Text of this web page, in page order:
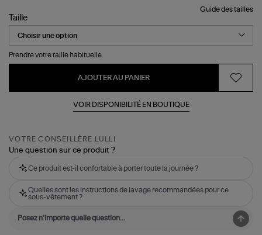
Guide des tailles
Taille
Prendre votre taille habituelle.
AJOUTER AU PANIER
VOIR DISPONIBILITÉ EN BOUTIQUE
VOTRE CONSEILLÈRE LULLI
Une question sur ce produit ?
Ce produit est-il confortable à porter toute la journée ?
Quelles sont les instructions de lavage recommandées pour ce
sous-vêtement ?